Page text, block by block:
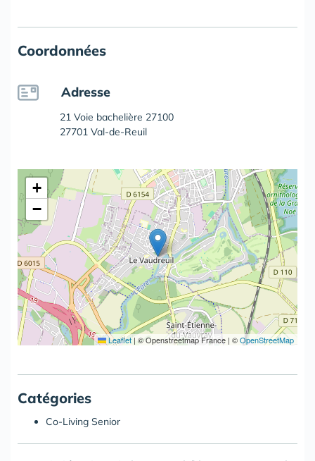
Coordonnées
Adresse
21 Voie bachelière 27100
27701 Val-de-Reuil
+
−
Leaflet | © Openstreetmap France | ©OpenStreetMap
Catégories
Co-Living Senior